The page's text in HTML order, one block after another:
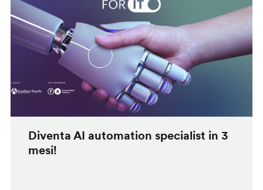
Diventa AI automation specialist in 3
mesi!